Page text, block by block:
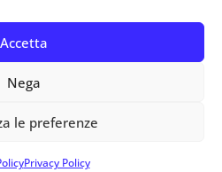
Accetta
Nega
le preferenze
Privacy Policy
Policy•Cookie Policy